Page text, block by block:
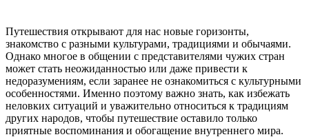
Путешествия открывают для нас новые горизонты,
знакомство с разными культурами, традициями и обычаями.
Однако многое в общении с представителями чужих стран
может стать неожиданностью или даже привести к
недоразумениям, если заранее не ознакомиться с культурными
особенностями. Именно поэтому важно знать, как избежать
неловких ситуаций и уважительно относиться к традициям
других народов, чтобы путешествие оставило только
приятные воспоминания и обогащение внутреннего мира.